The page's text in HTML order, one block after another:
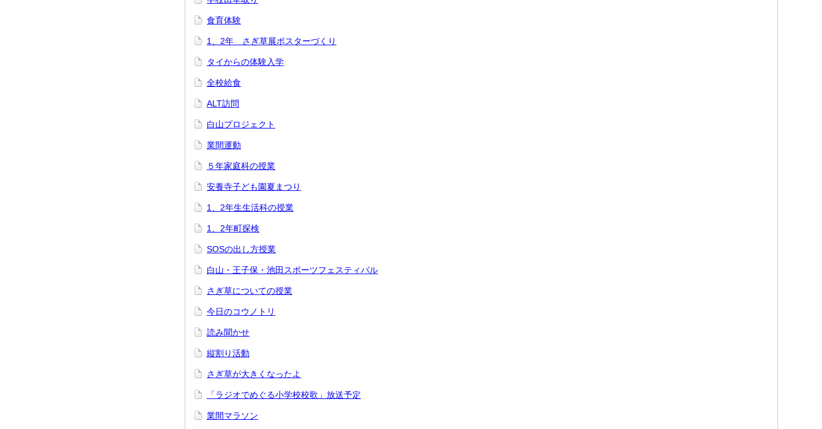
食育体験
1、2年 さぎ草展ポスターづくり
タイからの体験入学
全校給食
ALT訪問
白山プロジェクト
業間運動
５年家庭科の授業
安養寺子ども園夏まつり
1、2年生生活科の授業
1、2年町探検
SOSの出し方授業
白山・王子保・池田スポーツフェスティバル
さぎ草についての授業
今日のコウノトリ
読み聞かせ
縦割り活動
さぎ草が大きくなったよ
「ラジオでめぐる小学校校歌」放送予定
業間マラソン